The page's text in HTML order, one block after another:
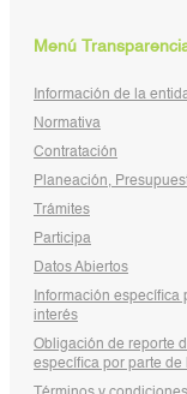
Menú
Información de la
Normativa
Contratación
Planeación,
Trámites
Participa
Datos Abiertos
Información específica
interés
Obligación de reporte
específica por parte de